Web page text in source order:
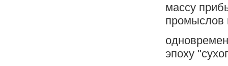
массу
промыслов
эпоху